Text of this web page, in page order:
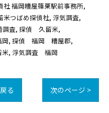
社 福岡糟屋篠栗駅前事務所
米つばめ探偵社 浮気調査
調査 探偵 久留米
探偵 福岡 糟屋郡
浮気調査 福岡
る 次のページ >